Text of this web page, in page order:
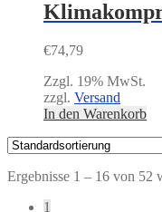
€74,79
Zzgl. 19% MwSt.
zzgl. Versand
In den Warenkorb
Ergebnisse 1 – 16 von 52
1